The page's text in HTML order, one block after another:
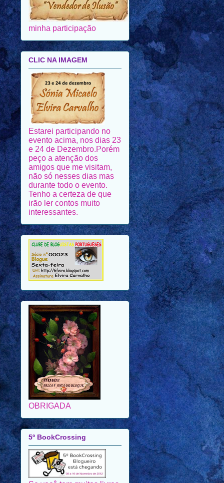
minha participação
Estarei participando no
evento acima, nos dias 23
e 24 de Dezembro.Porém
peço a atenção dos
amigos que me visitam,
não só nesses dias mas
durante todo o evento.
Tenho a certeza de que
irão ler contos muito
interessantes.
OBRIGADA
Se você tem muitos livros
esquecidos numa estante
porque não participar